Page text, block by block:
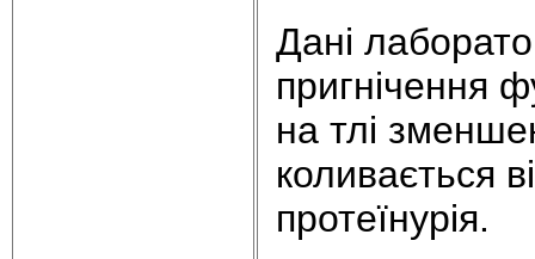
Дані
пригнічення
на тлі
коливається
протеїнурія.